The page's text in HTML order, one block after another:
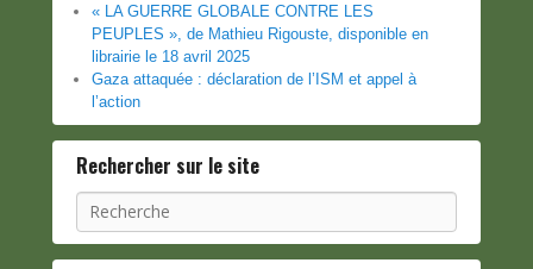
« LA GUERRE GLOBALE CONTRE LES
PEUPLES », de Mathieu Rigouste, disponible en
librairie le 18 avril 2025
Gaza attaquée : déclaration de l’ISM et appel à
l’action
Rechercher sur le site
Recherche